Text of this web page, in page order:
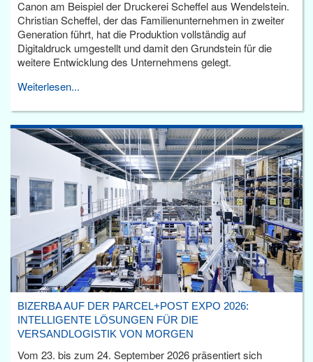
Canon am Beispiel der Druckerei Scheffel aus Wendelstein.
Christian Scheffel, der das Familienunternehmen in zweiter
Generation führt, hat die Produktion vollständig auf
Digitaldruck umgestellt und damit den Grundstein für die
weitere Entwicklung des Unternehmens gelegt.
Weiterlesen...
BIZERBA AUF DER PARCEL+POST EXPO 2026:
INTELLIGENTE LÖSUNGEN FÜR DIE
VERSANDLOGISTIK VON MORGEN
Vom 23. bis zum 24. September 2026 präsentiert sich